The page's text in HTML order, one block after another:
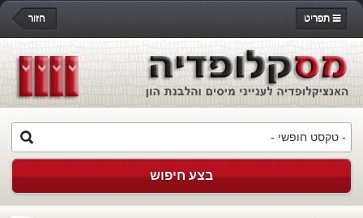
חזור תפריט
בצע חיפוש